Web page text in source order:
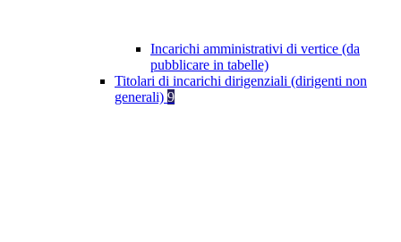
Incarichi amministrativi di vertice (da
pubblicare in tabelle)
Titolari di incarichi dirigenziali (dirigenti non
generali) 9